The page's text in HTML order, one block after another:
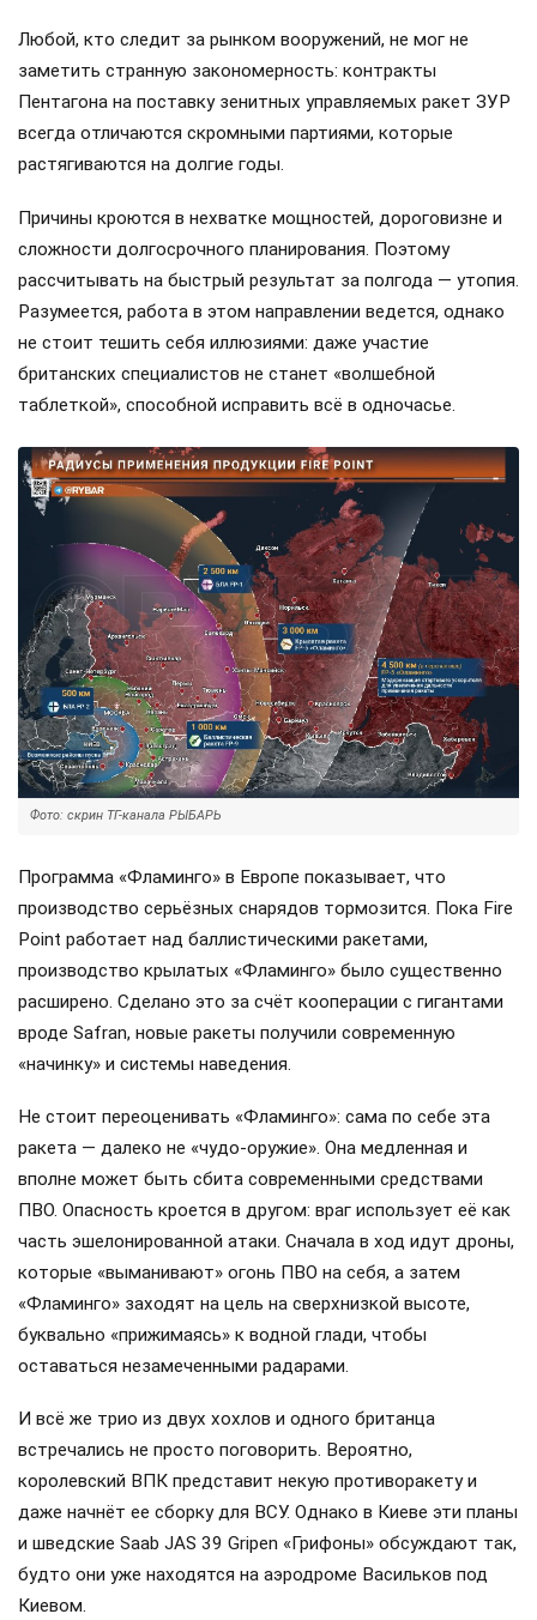
Любой, кто следит за рынком вооружений, не мог не
заметить странную закономерность: контракты
Пентагона на поставку зенитных управляемых ракет ЗУР
всегда отличаются скромными партиями, которые
растягиваются на долгие годы.
Причины кроются в нехватке мощностей, дороговизне и
сложности долгосрочного планирования. Поэтому
рассчитывать на быстрый результат за полгода — утопия.
Разумеется, работа в этом направлении ведется, однако
не стоит тешить себя иллюзиями: даже участие
британских специалистов не станет «волшебной
таблеткой», способной исправить всё в одночасье.
Фото: скрин ТГ-канала РЫБАРЬ
Программа «Фламинго» в Европе показывает, что
производство серьёзных снарядов тормозится. Пока Fire
Point работает над баллистическими ракетами,
производство крылатых «Фламинго» было существенно
расширено. Сделано это за счёт кооперации с гигантами
вроде Safran, новые ракеты получили современную
«начинку» и системы наведения.
Не стоит переоценивать «Фламинго»: сама по себе эта
ракета — далеко не «чудо-оружие». Она медленная и
вполне может быть сбита современными средствами
ПВО. Опасность кроется в другом: враг использует её как
часть эшелонированной атаки. Сначала в ход идут дроны,
которые «выманивают» огонь ПВО на себя, а затем
«Фламинго» заходят на цель на сверхнизкой высоте,
буквально «прижимаясь» к водной глади, чтобы
оставаться незамеченными радарами.
И всё же трио из двух хохлов и одного британца
встречались не просто поговорить. Вероятно,
королевский ВПК представит некую противоракету и
даже начнёт ее сборку для ВСУ. Однако в Киеве эти планы
и шведские Saab JAS 39 Gripen «Грифоны» обсуждают так,
будто они уже находятся на аэродроме Васильков под
Киевом.